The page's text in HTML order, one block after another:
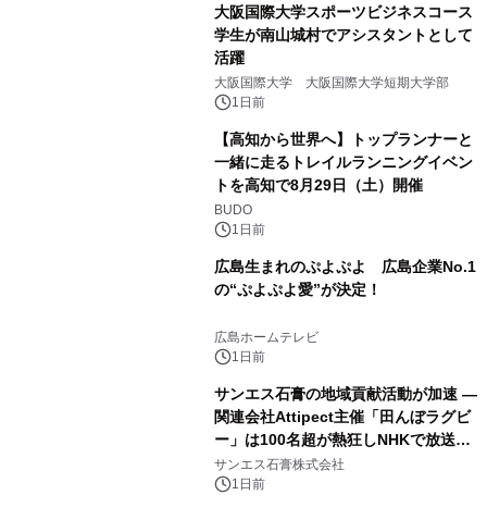
大阪国際大学スポーツビジネスコース
学生が南山城村でアシスタントとして
活躍
大阪国際大学 大阪国際大学短期大学部
1日前
【高知から世界へ】トップランナーと
一緒に走るトレイルランニングイベン
トを高知で8月29日（土）開催
BUDO
1日前
広島生まれのぷよぷよ 広島企業No.1
の“ぷよぷよ愛”が決定！
広島ホームテレビ
1日前
サンエス石膏の地域貢献活動が加速 ―
関連会社Attipect主催「田んぼラグビ
ー」は100名超が熱狂しNHKで放送さ
れました。
サンエス石膏株式会社
1日前